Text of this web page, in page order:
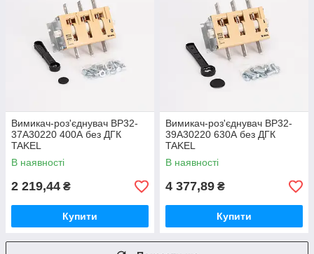
Вимикач-роз'єднувач ВР32-
37А30220 400А без ДГК
TAKEL
В наявності
2 219,44 ₴
Купити
Вимикач-роз'єднувач ВР32-
39А30220 630А без ДГК
TAKEL
В наявності
4 377,89 ₴
Купити